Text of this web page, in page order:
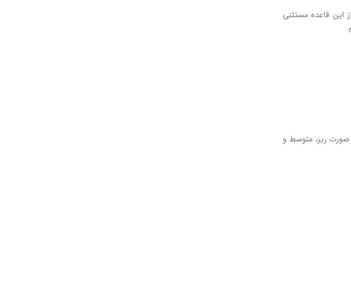
قاعده مستثنی
نوشتار آن به سه صورت ریز، متوسط و